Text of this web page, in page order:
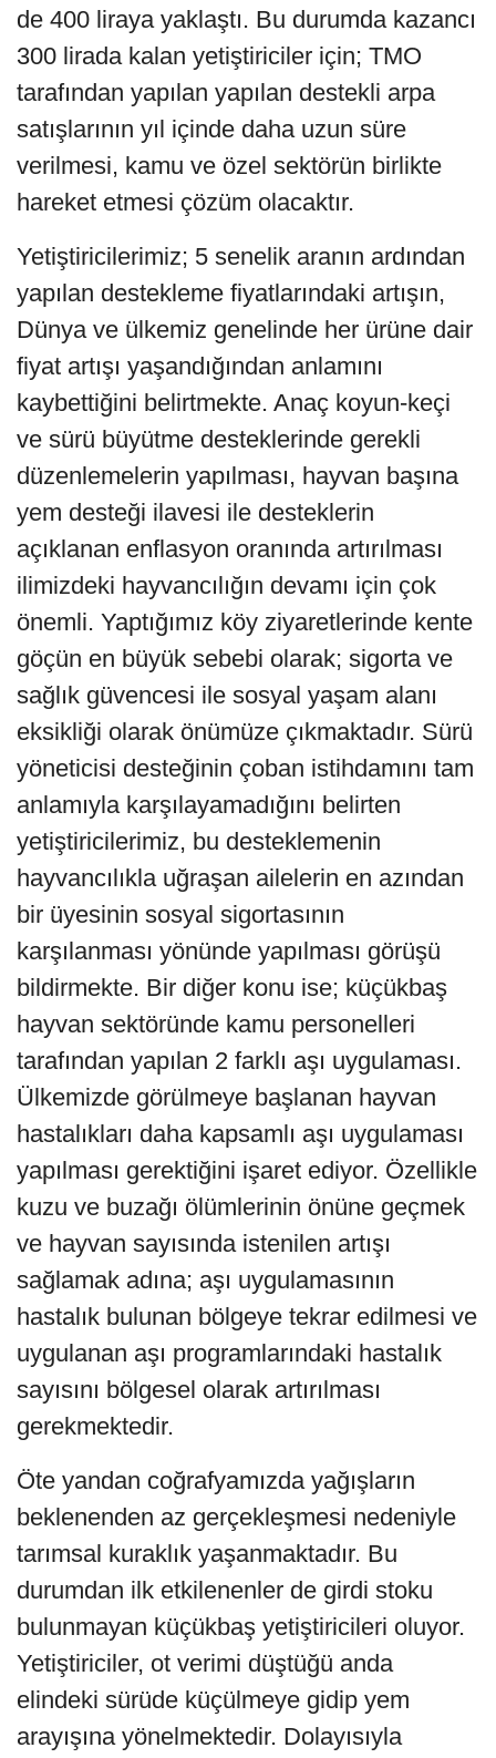
de 400 liraya yaklaştı. Bu durumda kazancı
300 lirada kalan yetiştiriciler için; TMO
tarafından yapılan yapılan destekli arpa
satışlarının yıl içinde daha uzun süre
verilmesi, kamu ve özel sektörün birlikte
hareket etmesi çözüm olacaktır.
Yetiştiricilerimiz; 5 senelik aranın ardından
yapılan destekleme fiyatlarındaki artışın,
Dünya ve ülkemiz genelinde her ürüne dair
fiyat artışı yaşandığından anlamını
kaybettiğini belirtmekte. Anaç koyun-keçi
ve sürü büyütme desteklerinde gerekli
düzenlemelerin yapılması, hayvan başına
yem desteği ilavesi ile desteklerin
açıklanan enflasyon oranında artırılması
ilimizdeki hayvancılığın devamı için çok
önemli. Yaptığımız köy ziyaretlerinde kente
göçün en büyük sebebi olarak; sigorta ve
sağlık güvencesi ile sosyal yaşam alanı
eksikliği olarak önümüze çıkmaktadır. Sürü
yöneticisi desteğinin çoban istihdamını tam
anlamıyla karşılayamadığını belirten
yetiştiricilerimiz, bu desteklemenin
hayvancılıkla uğraşan ailelerin en azından
bir üyesinin sosyal sigortasının
karşılanması yönünde yapılması görüşü
bildirmekte. Bir diğer konu ise; küçükbaş
hayvan sektöründe kamu personelleri
tarafından yapılan 2 farklı aşı uygulaması.
Ülkemizde görülmeye başlanan hayvan
hastalıkları daha kapsamlı aşı uygulaması
yapılması gerektiğini işaret ediyor. Özellikle
kuzu ve buzağı ölümlerinin önüne geçmek
ve hayvan sayısında istenilen artışı
sağlamak adına; aşı uygulamasının
hastalık bulunan bölgeye tekrar edilmesi ve
uygulanan aşı programlarındaki hastalık
sayısını bölgesel olarak artırılması
gerekmektedir.
Öte yandan coğrafyamızda yağışların
beklenenden az gerçekleşmesi nedeniyle
tarımsal kuraklık yaşanmaktadır. Bu
durumdan ilk etkilenenler de girdi stoku
bulunmayan küçükbaş yetiştiricileri oluyor.
Yetiştiriciler, ot verimi düştüğü anda
elindeki sürüde küçülmeye gidip yem
arayışına yönelmektedir. Dolayısıyla